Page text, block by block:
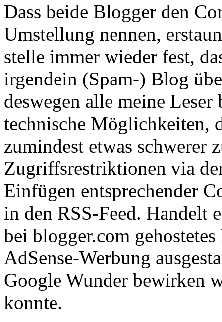
Dass beide Blogger den
Umstellung nennen,
stelle immer wieder fest,
irgendein (Spam-) Blog
deswegen alle meine
technische Möglichkeiten,
zumindest etwas schwerer
Zugriffsrestriktionen via
Einfügen entsprechender
in den RSS-Feed. Handelt
bei blogger.com
AdSense-Werbung
Google Wunder bewirken
konnte.